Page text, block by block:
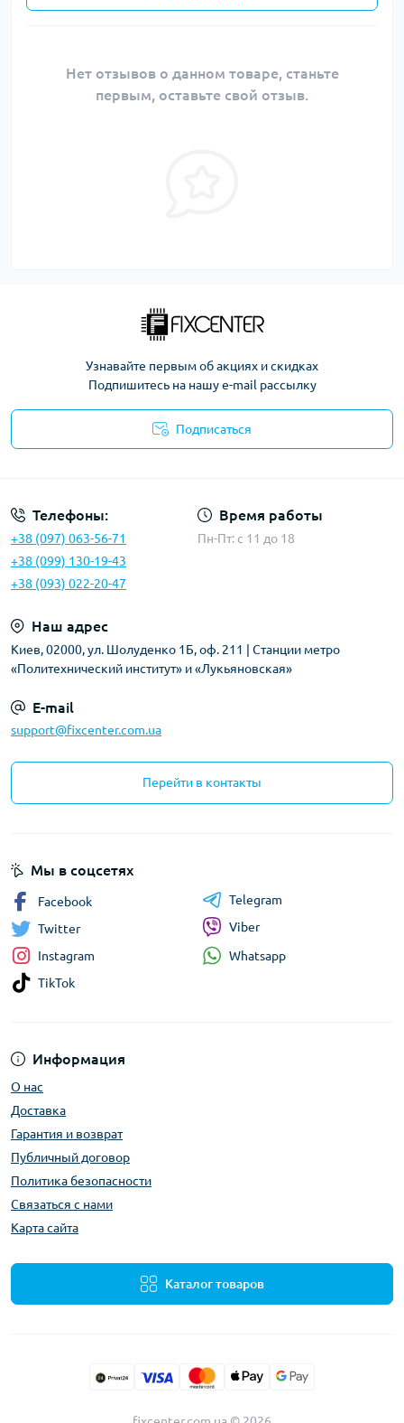
Нет отзывов о данном товаре, станьте
первым, оставьте свой отзыв.
Узнавайте первым об акциях и скидках
Подпишитесь на нашу e-mail рассылку
Подписаться
Телефоны:
+38 (097) 063-56-71
+38 (099) 130-19-43
+38 (093) 022-20-47
Время работы
Пн-Пт: c 11 до 18
Наш адрес
Киев, 02000, ул. Шолуденко 1Б, оф. 211 | Станции метро
«Политехнический институт» и «Лукьяновская»
E-mail
support@fixcenter.com.ua
Перейти в контакты
Информация
О нас
Доставка
Гарантия и возврат
Публичный договор
Политика безопасности
Связаться с нами
Карта сайта
Каталог товаров
Мы в соцсетях
Facebook
Twitter
Instagram
TikTok
Telegram
Viber
Whatsapp